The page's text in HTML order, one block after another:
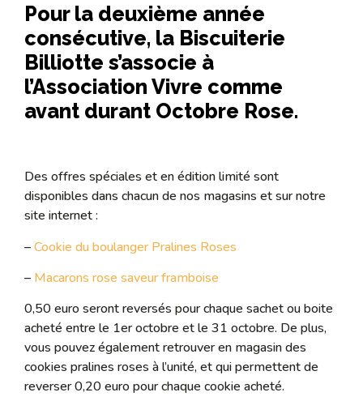
Pour la deuxième année
consécutive, la Biscuiterie
Billiotte s’associe à
l’Association Vivre comme
avant durant Octobre Rose.
Des offres spéciales et en édition limité sont
disponibles dans chacun de nos magasins et sur notre
site internet :
–Cookie du boulanger Pralines Roses
– Macarons rose saveur framboise
0,50 euro seront reversés pour chaque sachet ou boite
acheté entre le 1er octobre et le 31 octobre. De plus,
vous pouvez également retrouver en magasin des
cookies pralines roses à l’unité, et qui permettent de
reverser 0,20 euro pour chaque cookie acheté.